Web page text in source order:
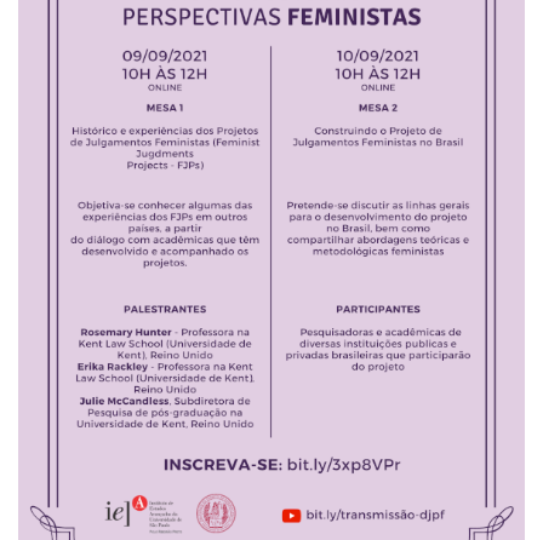
Ciência, Arte, Educação e Sociedade: CienArtES
Grupo de Estudos Avançados em Tecnologia e Informação
em Saúde com foco em Populações Vulneráveis
Grupos de estudo encerrados
Criminologia Experimental e Segurança Pública
Direito e Tecnologia (Tech Law)
Grupos de pesquisa encerrados
Ano Sabático
Daniel Domingues dos Santos
Cíntia Rosa Pereira de Lima